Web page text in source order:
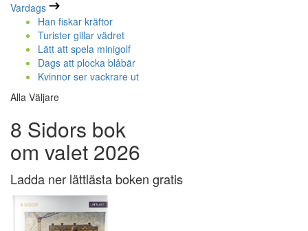
Vardags
Han fiskar kräftor
Turister gillar vädret
Lätt att spela minigolf
Dags att plocka blåbär
Kvinnor ser vackrare ut
Alla Väljare
8 Sidors bok
om valet 2026
Ladda ner lättlästa boken gratis